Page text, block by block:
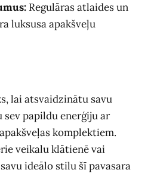
Regulāras atlaides un
luksusa apakšveļu
lai atsvaidzinātu savu
papildu enerģiju ar
komplektiem.
veikalu klātienē vai
ideālo stilu šī pavasara